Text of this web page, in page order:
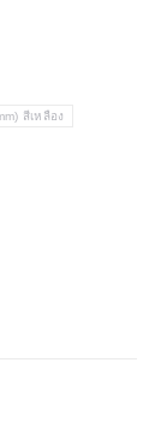
สีเหลือง